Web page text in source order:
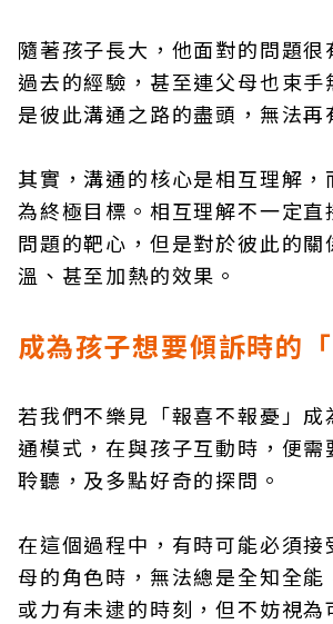
隨著孩子長大，他面對的問題很
過去的經驗，甚至連父母也束手
是彼此溝通之路的盡頭，無法再
其實，溝通的核心是相互理解，
為終極目標。相互理解不一定直
問題的靶心，但是對於彼此的關
溫、甚至加熱的效果。
成為孩子想要傾訴時的「
若我們不樂見「報喜不報憂」成
通模式，在與孩子互動時，便需
聆聽，及多點好奇的探問。
在這個過程中，有時可能必須接
母的角色時，無法總是全知全能
或力有未逮的時刻，但不妨視為